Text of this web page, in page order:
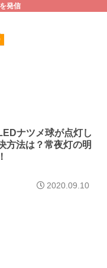
発信
ナツメ球が点灯し
方法は？常夜灯の明
2020.09.10